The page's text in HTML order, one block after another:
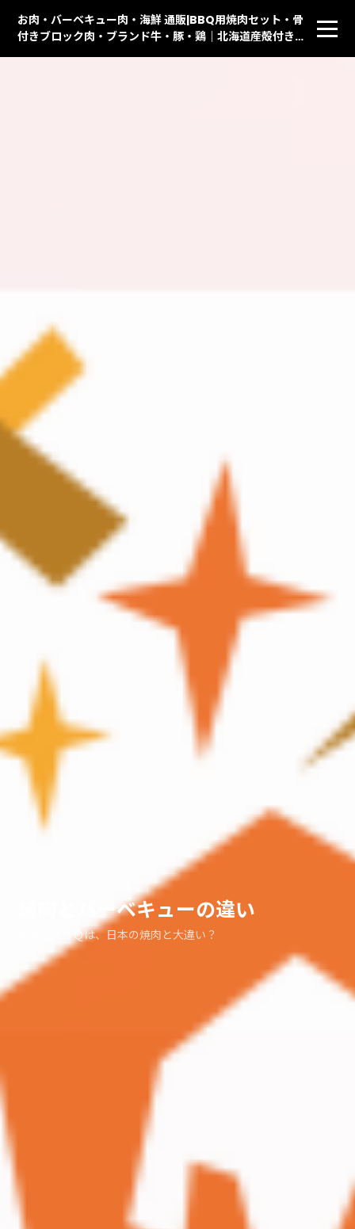
お肉・バーベキュー肉・海鮮 通販|BBQ用焼肉セット・骨
付きブロック肉・ブランド牛・豚・鶏｜北海道産殻付きホ
タテ貝・イカ・天然赤えび・ししゃも・ハラス
焼肉とバーベキューの違い
本場のＢＢＱは、日本の焼肉と大違い？